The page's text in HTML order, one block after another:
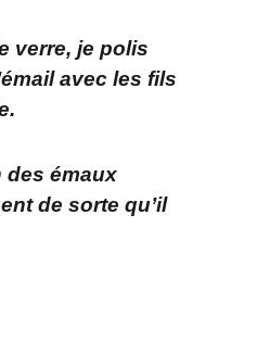
verre, je polis
avec les fils
des émaux
de sorte qu’il